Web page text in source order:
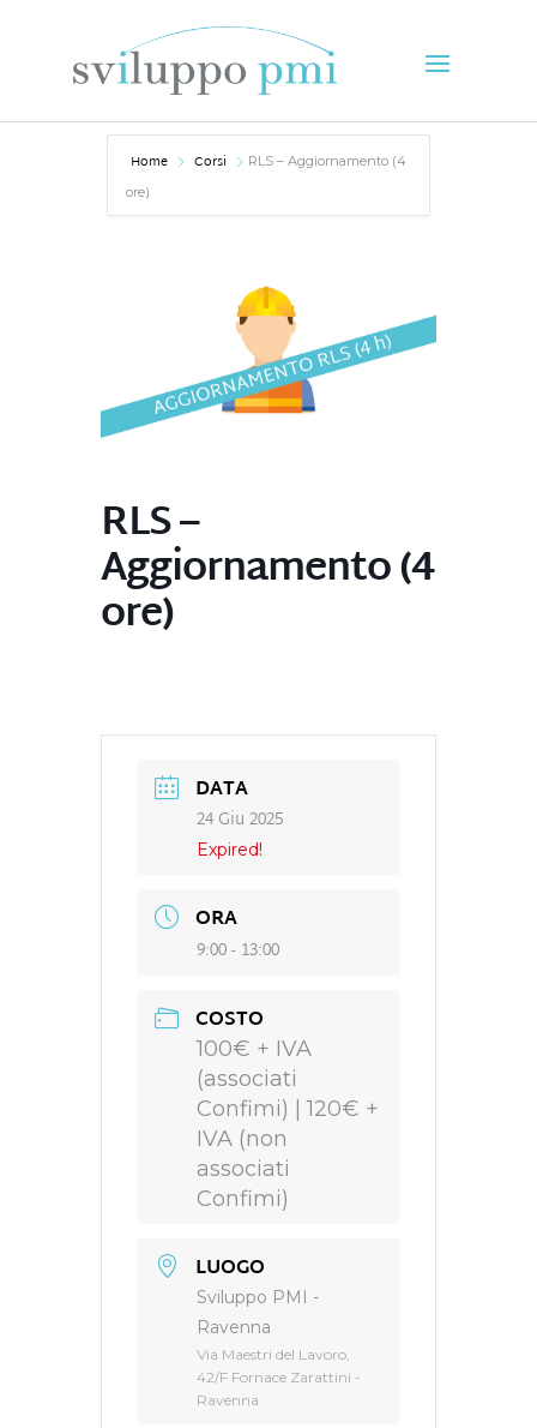
Home Corsi
RLS – Aggiornamento (4
ore)
RLS –
Aggiornamento (4
ore)
DATA
24 Giu 2025
Expired!
ORA
9:00 - 13:00
COSTO
100€ + IVA
(associati
Confimi) | 120€ +
IVA (non
associati
Confimi)
LUOGO
Sviluppo PMI -
Ravenna
Via Maestri del Lavoro,
42/F Fornace Zarattini -
Ravenna